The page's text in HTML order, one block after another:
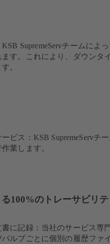
SupremeServチームによ
す。これにより、ダウンタ
。
ビス：KSB SupremeServチ
業します。
100%のトレーサビリ
に記録：当社のサービス専
ルブごとに個別の履歴ファ